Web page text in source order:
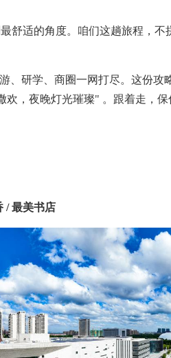
适的角度。咱们这趟旅程，不
研学、商圈一网打尽。这份攻
，夜晚灯光璀璨" 。跟着走，保
/ 最美书店